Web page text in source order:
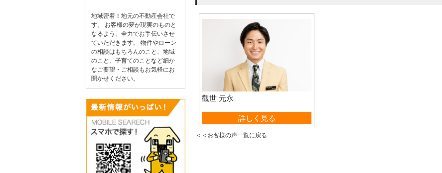
觀世 元永
賃貸営業部詳しく見る
＜＜お客様の声一覧に戻る
地域密着！地元の不動産会社で
す。 お客様の夢が現実のものと
なるよう、全力でお手伝いさせ
ていただきます。 物件やローン
の相談はもちろんのこと、地域
のこと、子育てのことなど細か
なご要望・ご相談もお気軽にお
聞かせください。